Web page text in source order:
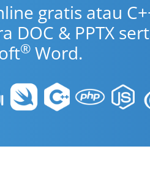
gratis atau
DOC & PPTX
® Word.